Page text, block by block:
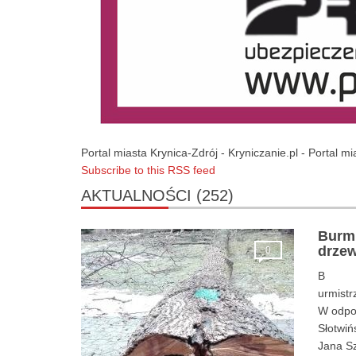
Portal miasta Krynica-Zdrój - Kryniczanie.pl - Portal
Subscribe to this RSS feed
AKTUALNOŚCI (252)
0
B
W
Jana